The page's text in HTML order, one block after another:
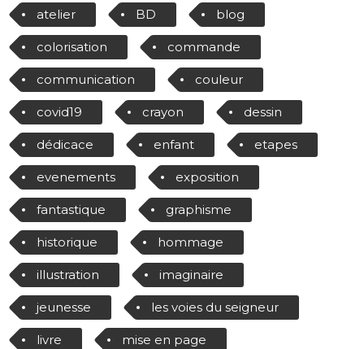
atelier BD blog
colorisation commande
communication couleur
covid19 crayon dessin
dédicace enfant etapes
evenements exposition
fantastique graphisme
historique hommage
illustration imaginaire
jeunesse les voies du seigneur
livre mise en page